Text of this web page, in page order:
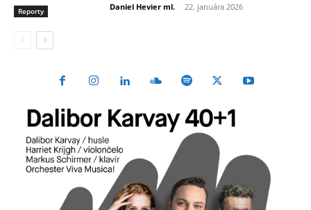
Reporty Daniel Hevier ml. - 22. januára 2026